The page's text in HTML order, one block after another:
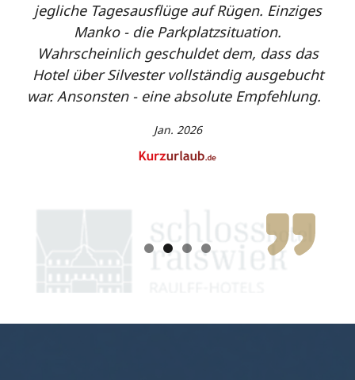
jegliche Tagesausflüge auf Rügen. Einziges
Manko - die Parkplatzsituation.
Wahrscheinlich geschuldet dem, dass das
Hotel über Silvestervollständig ausgebucht
war. Ansonsten - eine absolute Empfehlung.
Jan. 2026